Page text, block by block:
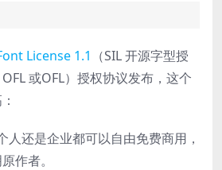
License 1.1 （SIL 开源字型授
或OFL）授权协议发布，这个
还是企业都可以自由免费商用，
作者。